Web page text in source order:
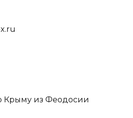
Крыму из Феодосии